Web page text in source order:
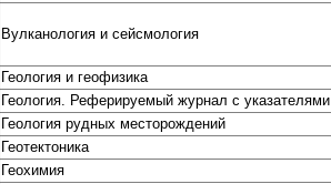
Вулканология и сейсмология
Геология и геофизика
Геология. Реферируемый журнал с указателями
Геология рудных месторождений
Геотектоника
Геохимия